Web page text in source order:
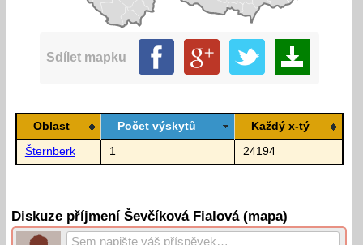
Sdílet mapku
Oblast Počet výskytů Každý x-tý
Šternberk 1 24194
Diskuze příjmení Ševčíková Fialová (mapa)